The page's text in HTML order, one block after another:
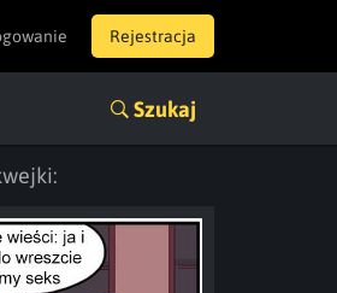
Rejestracja
Szukaj